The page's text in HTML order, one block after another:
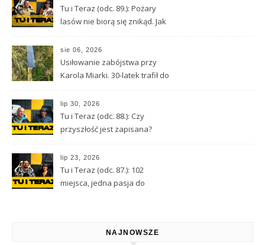
śmigłowcem LPR
Tu i Teraz (odc. 89.): Pożary
lasów nie biorą się znikąd. Jak
sie 06, 2026
Usiłowanie zabójstwa przy
Karola Miarki. 30-latek trafił do
lip 30, 2026
Tu i Teraz (odc. 88.): Czy
przyszłość jest zapisana?
astrologii i przeznaczeniu
lip 23, 2026
Tu i Teraz (odc. 87.): 102
miejsca, jedna pasja do
NAJNOWSZE